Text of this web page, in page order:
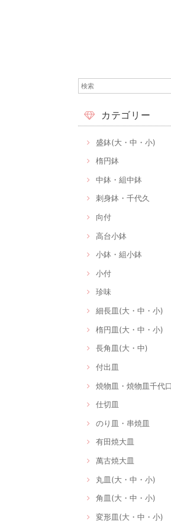
カテゴリー
盛鉢(大・中・小)
楕円鉢
中鉢・組中鉢
刺身鉢・千代久
向付
高台小鉢
小鉢・組小鉢
小付
珍味
細長皿(大・中・小)
楕円皿(大・中・小)
長角皿(大・中)
付出皿
焼物皿・焼物皿千代
仕切皿
のり皿・串焼皿
有田焼大皿
萬古焼大皿
丸皿(大・中・小)
角皿(大・中・小)
変形皿(大・中・小)